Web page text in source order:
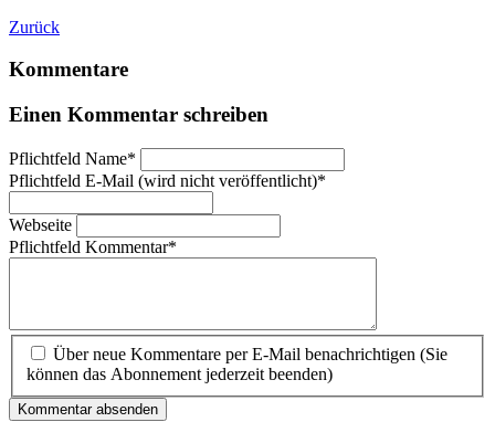
Zurück
Kommentare
Einen Kommentar schreiben
Pflichtfeld Name*
Pflichtfeld E-Mail (wird nicht veröffentlicht)*
Webseite
Pflichtfeld Kommentar*
Über neue Kommentare per E-Mail benachrichtigen (Sie
können das Abonnement jederzeit beenden)
Kommentar absenden